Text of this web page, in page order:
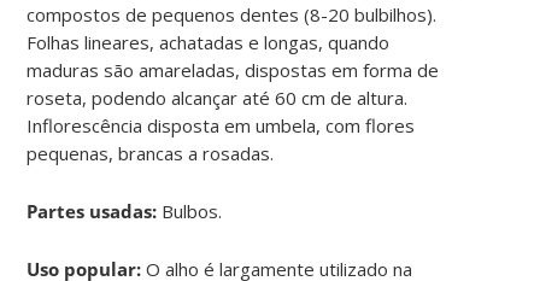
compostos de pequenos dentes (8-20 bulbilhos).
Folhas lineares, achatadas e longas, quando
maduras são amareladas, dispostas em forma de
roseta, podendo alcançar até 60 cm de altura.
Inflorescência disposta em umbela, com flores
pequenas, brancas a rosadas.
Partes usadas: Bulbos.
Uso popular:O alho é largamente utilizado na